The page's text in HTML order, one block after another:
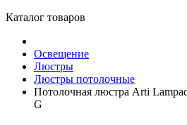
Каталог товаров
Освещение
Люстры
Люстры потолочные
Потолочная люстра Arti
G